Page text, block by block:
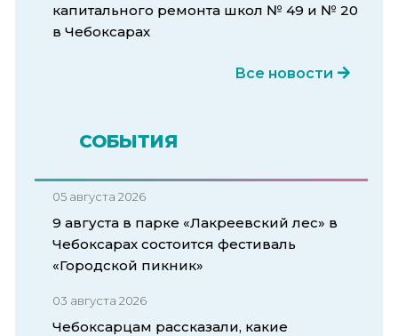
капитального ремонта школ № 49 и № 20
в Чебоксарах
Все новости
СОБЫТИЯ
05 августа 2026
9 августа в парке «Лакреевский лес» в
Чебоксарах состоится фестиваль
«Городской пикник»
03 августа 2026
Чебоксарцам рассказали, какие